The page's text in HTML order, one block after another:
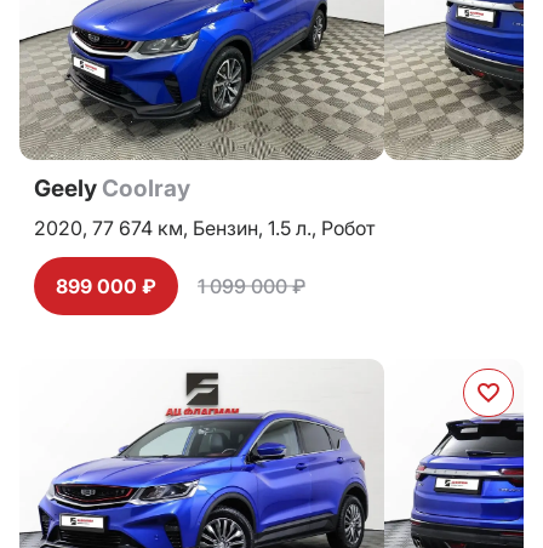
Geely Coolray
2020, 77 674 км, Бензин, 1.5 л., Робот
899 000 ₽ 1 099 000 ₽